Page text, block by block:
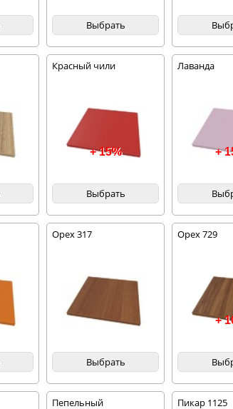
Выбрать
Красный чили
+ 15%
Выбрать
Лаванда
+
Орех 317
Выбрать
Орех 729
+
Пепельный Пикар 1125